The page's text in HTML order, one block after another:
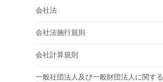
会社法
会社法施行規則
会社計算規則
一般社団法人及び一般財団法人に関する